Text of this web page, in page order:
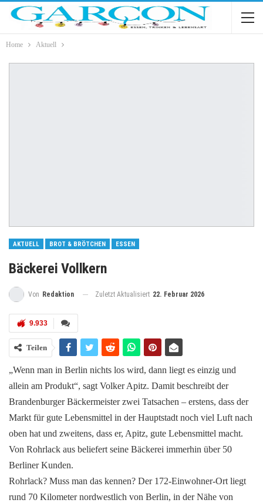
Home Aktuell
AKTUELL BROT & BRÖTCHEN ESSEN
Bäckerei Vollkern
Von Redaktion Zuletzt Aktualisiert 22. Februar 2026
9.933
Teilen
„Wenn man in Berlin nichts los wird, dann liegt es einzig und
allein am Produkt“, sagt Volker Apitz. Damit beschreibt der
Brandenburger Bäckermeister zwei Tatsachen – erstens, dass der
Markt für gute Lebensmittel in der Hauptstadt noch viel Luft nach
oben hat und zweitens, dass er, Apitz, gute Lebensmittel macht.
Von Rohrlack aus beliefert seine Bäckerei immerhin über 50
Berliner Kunden.
Rohrlack? Muss man das kennen? Der 172-Einwohner-Ort liegt
rund 70 Kilometer nordwestlich von Berlin, in der Nähe von